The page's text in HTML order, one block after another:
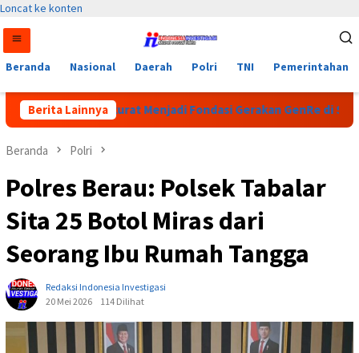
Loncat ke konten
Beranda Nasional Daerah Polri TNI Pemerintahan
Berita Lainnya
Data yang Akurat Menjadi Fondasi Gerakan GenRe di
Beranda Polri
Polres Berau: Polsek Tabalar
Sita 25 Botol Miras dari
Seorang Ibu Rumah Tangga
Redaksi Indonesia Investigasi
20 Mei 2026
114 Dilihat